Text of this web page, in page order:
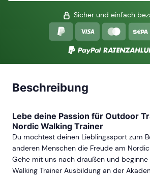
Sicher und einfach
Beschreibung
Lebe deine Passion für Outdoor
Nordic Walking Trainer
Du möchtest deinen Lieblingssport zum
anderen Menschen die Freude am
Gehe mit uns nach draußen und
Walking Trainer Ausbildung an der